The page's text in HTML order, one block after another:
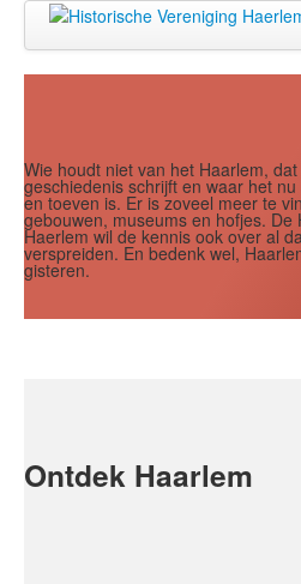
Zien
Lezen
Over ons
Wie houdt niet van het Haarlem,
geschiedenis schrijft en waar het
en toeven is. Er is zoveel meer te
gebouwen, museums en hofjes. De
Haerlem wil de kennis ook over al
verspreiden. En bedenk wel,
gisteren.
Ontdek Haarlem
Jaar Maand